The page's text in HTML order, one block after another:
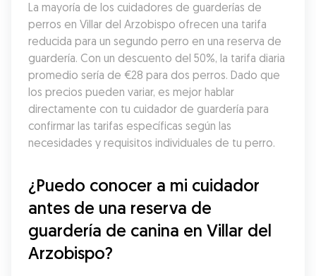
La mayoría de los cuidadores de guarderías de
perros en Villar del Arzobispo ofrecen una tarifa
reducida para un segundo perro en una reserva de
guardería. Con un descuento del 50%, la tarifa diaria
promedio sería de €28 para dos perros. Dado que
los precios pueden variar, es mejor hablar
directamente con tu cuidador de guardería para
confirmar las tarifas específicas según las
necesidades y requisitos individuales de tu perro.
¿Puedo conocer a mi cuidador
antes de una reserva de
guardería de canina en Villar del
Arzobispo?